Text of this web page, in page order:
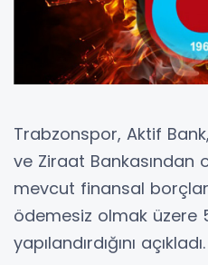
Trabzonspor, Aktif
ve Ziraat Bankasından
mevcut finansal
ödemesiz olmak üzere
yapılandırdığını açıkladı.